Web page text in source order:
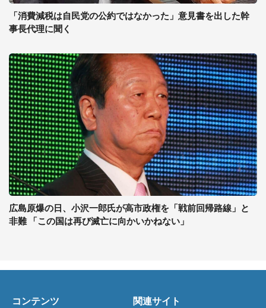
「消費減税は自民党の公約ではなかった」意見書を出した幹
事長代理に聞く
広島原爆の日、小沢一郎氏が高市政権を「戦前回帰路線」と
非難 「この国は再び滅亡に向かいかねない」
コンテンツ 関連サイト